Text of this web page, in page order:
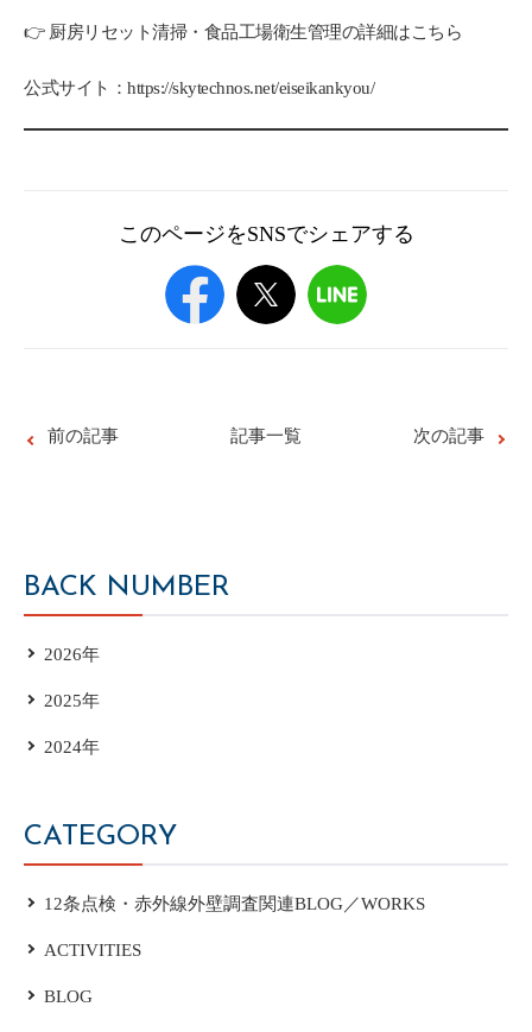
👉 厨房リセット清掃・食品工場衛生管理の詳細はこちら
公式サイト：https://skytechnos.net/eiseikankyou/
このページをSNSでシェアする
前の記事 記事一覧 次の記事
BACK NUMBER
2026年
2025年
2024年
CATEGORY
12条点検・赤外線外壁調査関連BLOG／WORKS
ACTIVITIES
BLOG